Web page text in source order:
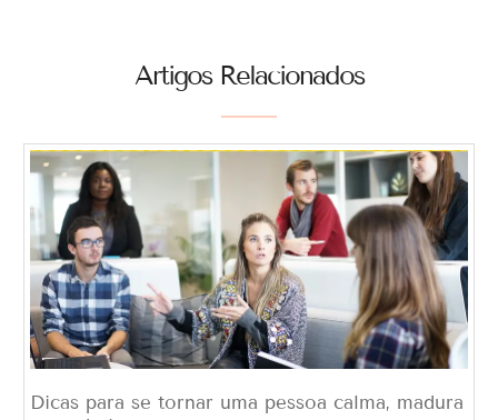
Artigos Relacionados
Dicas para se tornar uma pessoa calma, madura